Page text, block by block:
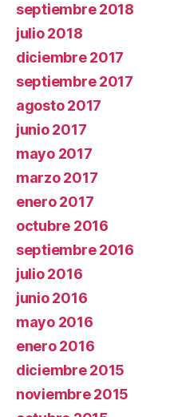
septiembre 2018
julio 2018
diciembre 2017
septiembre 2017
agosto 2017
junio 2017
mayo 2017
marzo 2017
enero 2017
octubre 2016
septiembre 2016
julio 2016
junio 2016
mayo 2016
enero 2016
diciembre 2015
noviembre 2015